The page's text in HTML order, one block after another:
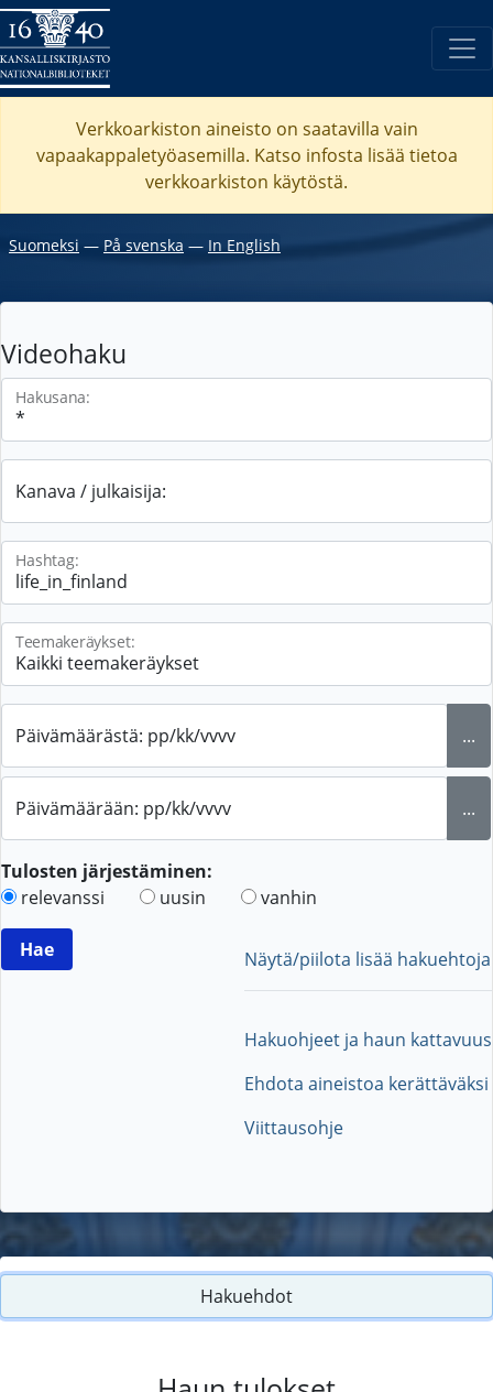
Verkkoarkiston aineisto on saatavilla vain
vapaakappaletyöasemilla. Katso infosta lisää tietoa
verkkoarkiston käytöstä.
Suomeksi ― På svenska ― In English
Videohaku
Hakusana:
Kanava / julkaisija:
Hashtag:
Teemakeräykset:
Päivämäärästä: pp/kk/vvvv ...
Päivämäärään: pp/kk/vvvv ...
Tulosten järjestäminen:
relevanssi
uusin vanhin
Näytä/piilota lisää hakuehtoja
Hakuohjeet ja haun kattavuus
Ehdota aineistoa kerättäväksi
Viittausohje
Hakuehdot